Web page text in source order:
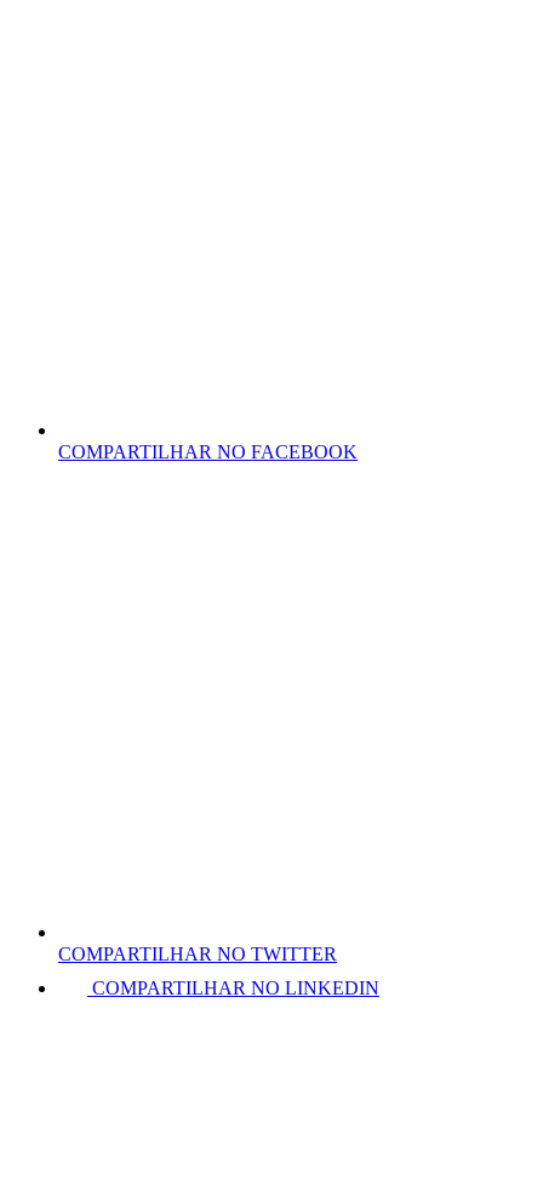
COMPARTILHAR NO FACEBOOK
COMPARTILHAR NO TWITTER
COMPARTILHAR NO LINKEDIN